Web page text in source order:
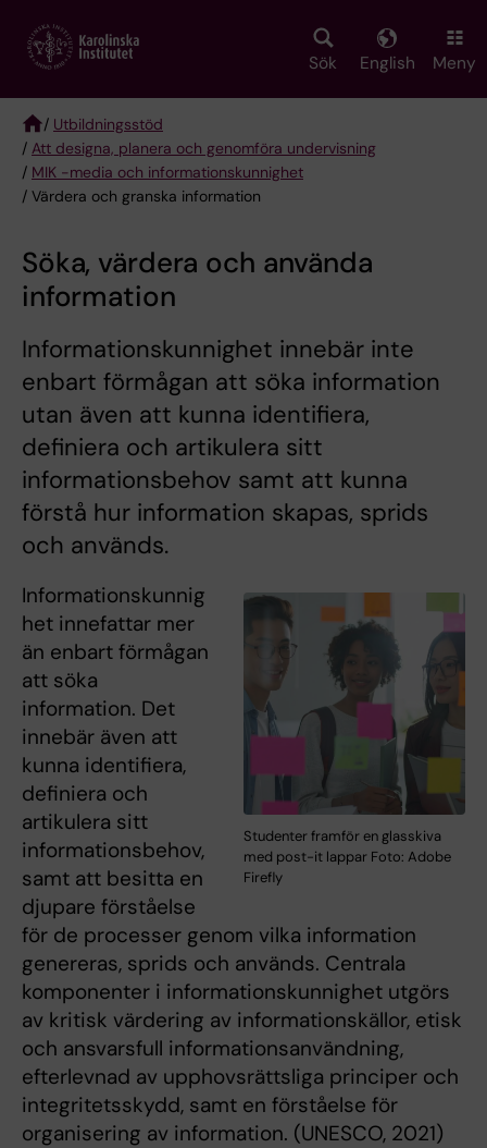
main
Sök English Meny
Breadcrumb
/ Utbildningsstöd
/ Att designa, planera och genomföra undervisning
/ MIK -media och informationskunnighet
/ Värdera och granska information
Söka, värdera och använda
information
Informationskunnighet innebär inte
enbart förmågan att söka information
utan även att kunna identifiera,
definiera och artikulera sitt
informationsbehov samt att kunna
förstå hur information skapas, sprids
och används.
Studenter framför en glasskiva
med post-it lappar Foto: Adobe
Firefly
Informationskunnig
het innefattar mer
än enbart förmågan
att söka
information. Det
innebär även att
kunna identifiera,
definiera och
artikulera sitt
informationsbehov,
samt att besitta en
djupare förståelse
för de processer genom vilka information
genereras, sprids och används. Centrala
komponenter i informationskunnighet utgörs
av kritisk värdering av informationskällor, etisk
och ansvarsfull informationsanvändning,
efterlevnad av upphovsrättsliga principer och
integritetsskydd, samt en förståelse för
organisering av information. (UNESCO, 2021)